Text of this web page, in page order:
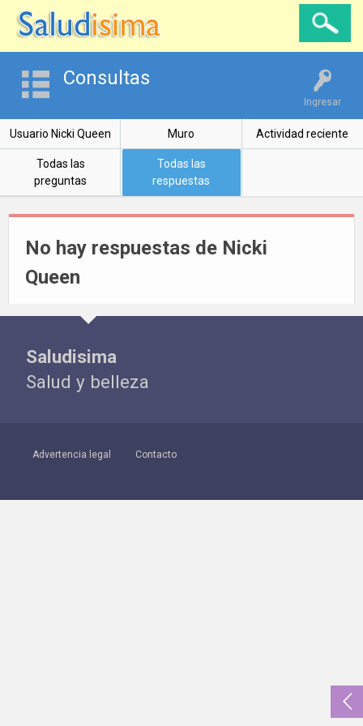
Ingresar
Consultas
Usuario Nicki Queen Muro Actividad reciente
Todas las
preguntas
Todas las
respuestas
No hay respuestas de Nicki
Queen
Saludisima
Salud y belleza
Advertencia legal Contacto